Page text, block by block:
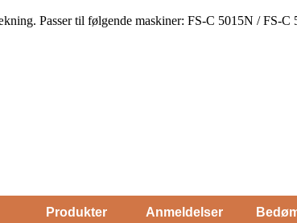
Passer til følgende maskiner: FS-C 5015N / FS-
Produkter Anmeldelser